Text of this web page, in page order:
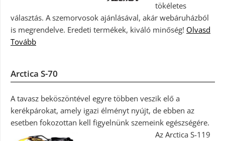
tökéletes
választás. A szemorvosok ajánlásával, akár webáruházból
is megrendelve. Eredeti termékek, kiváló minőség! Olvasd
Tovább
Arctica S-70
A tavasz beköszöntével egyre többen veszik elő a
kerékpárokat, amely igazi élményt nyújt, de ebben az
esetben fokozottan kell figyelnünk szemeink egészségére.
Az Arctica S-119